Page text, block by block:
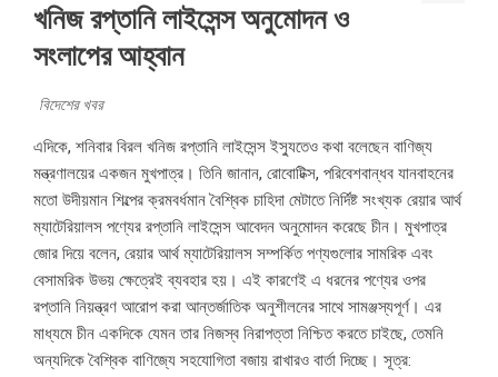
খনিজ রপ্তানি লাইসেন্স অনুমোদন ও
সংলাপের আহ্বান
বিদেশের খবর
এদিকে, শনিবার বিরল খনিজ রপ্তানি লাইসেন্স ইস্যুতেও কথা বলেছেন বাণিজ্য
মন্ত্রণালয়ের একজন মুখপাত্র। তিনি জানান, রোবোটিক্স, পরিবেশবান্ধব যানবাহনের
মতো উদীয়মান শিল্পের ক্রমবর্ধমান বৈশ্বিক চাহিদা মেটাতে নির্দিষ্ট সংখ্যক রেয়ার আর্থ
ম্যাটেরিয়ালস পণ্যের রপ্তানি লাইসেন্স আবেদন অনুমোদন করেছে চীন। মুখপাত্র
জোর দিয়ে বলেন, রেয়ার আর্থ ম্যাটেরিয়ালস সম্পর্কিত পণ্যগুলোর সামরিক এবং
বেসামরিক উভয় ক্ষেত্রেই ব্যবহার হয়। এই কারণেই এ ধরনের পণ্যের ওপর
রপ্তানি নিয়ন্ত্রণ আরোপ করা আন্তর্জাতিক অনুশীলনের সাথে সামঞ্জস্যপূর্ণ। এর
মাধ্যমে চীন একদিকে যেমন তার নিজস্ব নিরাপত্তা নিশ্চিত করতে চাইছে, তেমনি
অন্যদিকে বৈশ্বিক বাণিজ্যে সহযোগিতা বজায় রাখারও বার্তা দিচ্ছে। সূত্র: